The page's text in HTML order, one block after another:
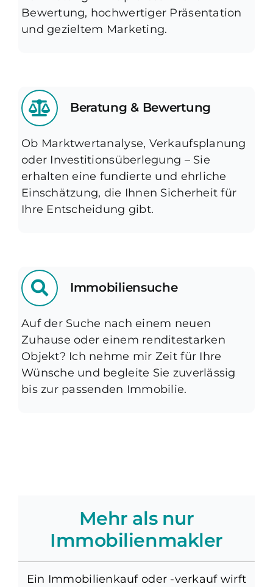
Bewertung, hochwertiger Präsentation
und gezieltem Marketing.
Beratung & Bewertung
Ob Marktwertanalyse, Verkaufsplanung
oder Investitionsüberlegung – Sie
erhalten eine fundierte und ehrliche
Einschätzung, die Ihnen Sicherheit für
Ihre Entscheidung gibt.
Immobiliensuche
Auf der Suche nach einem neuen
Zuhause oder einem renditestarken
Objekt? Ich nehme mir Zeit für Ihre
Wünsche und begleite Sie zuverlässig
bis zur passenden Immobilie.
Mehr als nur
Immobilienmakler
Ein Immobilienkauf oder -verkauf wirft